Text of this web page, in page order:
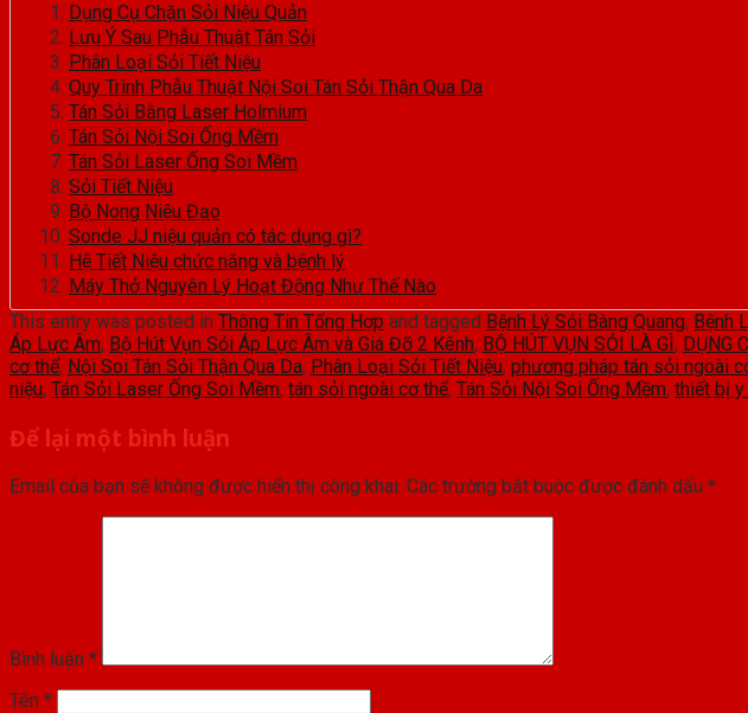
Dụng Cụ Chặn Sỏi Niệu Quản
Lưu Ý Sau Phẫu Thuật Tán Sỏi
Phân Loại Sỏi Tiết Niệu
Quy Trình Phẫu Thuật Nội Soi Tán Sỏi Thận Qua Da
Tán Sỏi Bằng Laser Holmium
Tán Sỏi Nội Soi Ống Mềm
Tán Sỏi Laser Ống Soi Mềm
Sỏi Tiết Niệu
Bộ Nong Niệu Đạo
Sonde JJ niệu quản có tác dụng gì?
Hệ Tiết Niệu chức năng và bệnh lý
Máy Thở Nguyên Lý Hoạt Động Như Thế Nào
This entry was posted in Thông Tin Tổng Hợp and tagged Bệnh Lý Sỏi Bàng Quang, Bệnh
Áp Lực Âm, Bộ Hút Vụn Sỏi Áp Lực Âm và Giá Đỡ 2 Kênh, BỘ HÚT VỤN SỎI LÀ GÌ , DỤNG
cơ thể, Nội Soi Tán Sỏi Thận Qua Da, Phân Loại Sỏi Tiết Niệu, phương pháp tán sỏi ngoài
niệu, Tán Sỏi Laser Ống Soi Mềm, tán sỏi ngoài cơ thể, Tán Sỏi Nội Soi Ống Mềm, thiết bị y
Để lại một bình luận
Email của bạn sẽ không được hiển thị công khai. Các trường bắt buộc được đánh dấu *
Bình luận *
Tên *